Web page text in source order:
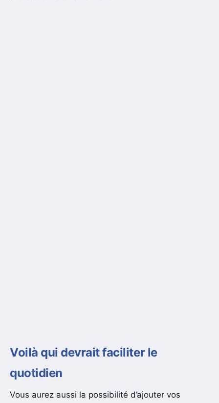
Voilà qui devrait faciliter le
quotidien
Vous aurez aussi la possibilité d’ajouter vos